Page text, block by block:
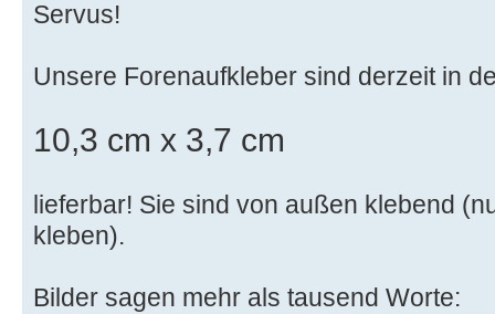
Servus!
Unsere Forenaufkleber sind derzeit in
10,3 cm x 3,7 cm
lieferbar! Sie sind von außen klebend
kleben).
Bilder sagen mehr als tausend Worte: